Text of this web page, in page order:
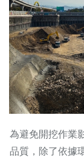
為避免開挖作業
品質，除了依據